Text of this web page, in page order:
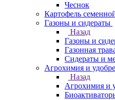
Чеснок
Картофель
Газоны и сидераты
Назад
Газоны и
Газонная
Сидераты и
Агрохимия и
Назад
Агрохимия и